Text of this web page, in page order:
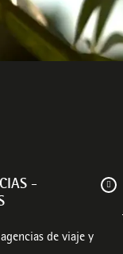
-
de viaje y